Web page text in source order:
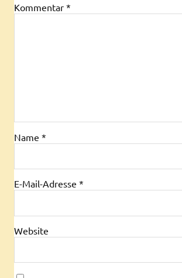
Kommentar *
Name *
E-Mail-Adresse *
Website